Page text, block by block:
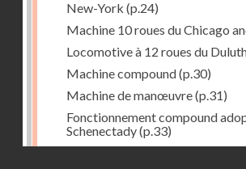
New-York (p.24)
Machine 10 roues du Chicago
Locomotive à 12 roues du
Machine compound(p.30)
Machine de manœuvre(p.31)
Fonctionnement compound
Schenectady(p.33)